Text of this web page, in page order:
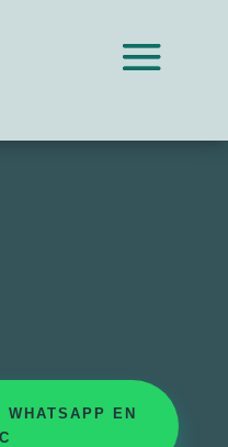
WHATSAPP EN